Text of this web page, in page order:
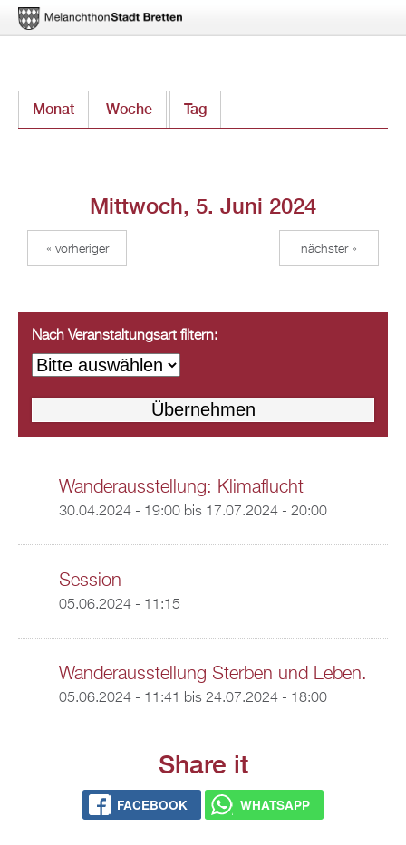
zum
Monat Woche Tag
Mittwoch, 5. Juni 2024
« vorheriger nächster »
Nach Veranstaltungsart filtern:
Wanderausstellung: Klimaflucht
30.04.2024 - 19:00bis 17.07.2024 - 20:00
Session
05.06.2024 - 11:15
Wanderausstellung Sterben und Leben.
05.06.2024 - 11:41 bis 24.07.2024 - 18:00
Share it
FACEBOOK WHATSAPP